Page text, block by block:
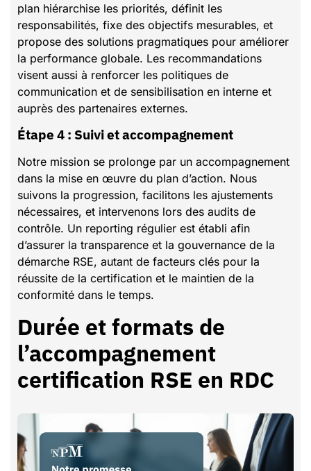
plan hiérarchise les priorités, définit les
responsabilités, fixe des objectifs mesurables, et
propose des solutions pragmatiques pour améliorer
la performance globale. Les recommandations
visent aussi à renforcer les politiques de
communication et de sensibilisation en interne et
auprès des partenaires externes.
Étape 4 : Suivi et accompagnement
Notre mission se prolonge par un accompagnement
dans la mise en œuvre du plan d’action. Nous
suivons la progression, facilitons les ajustements
nécessaires, et intervenons lors des audits de
contrôle. Un reporting régulier est établi afin
d’assurer la transparence et la gouvernance de la
démarche RSE, autant de facteurs clés pour la
réussite de la certification et le maintien de la
conformité dans le temps.
Durée et formats de
l’accompagnement
certification RSE en RDC